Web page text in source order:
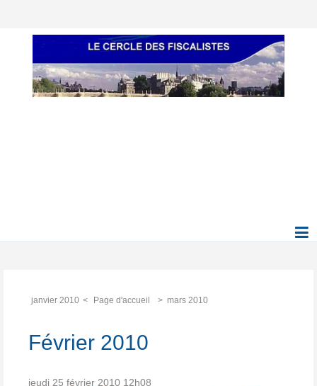
janvier 2010 Page d'accueil mars 2010
Février 2010
jeudi 25 février 2010 12h08